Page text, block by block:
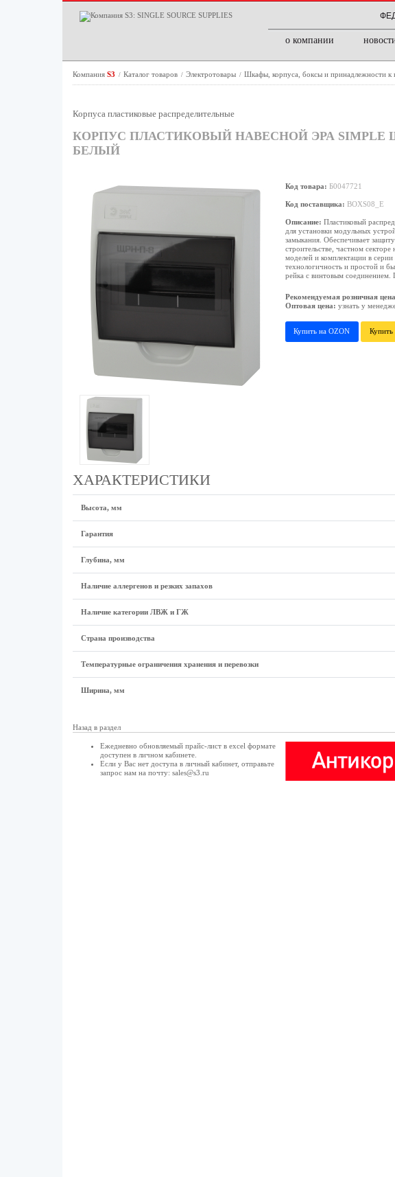
о компании
Компания S3 / Каталог товаров / Электротовары / Шкафы, корпуса, боксы и принадлежности к
Корпуса пластиковые распределительные
КОРПУС ПЛАСТИКОВЫЙ НАВЕСНОЙ ЭРА SIMPLE
БЕЛЫЙ
Код товара: Б0047721
Код поставщика: BOXS08_E
Описание: Пластиковый
для установки модульных
замыкания. Обеспечивает
строительстве, частном
моделей и комплектации в
технологичность и простой и
рейка с винтовым соединением.
Рекомендуемая розничная
Оптовая цена: узнать у
Купить на OZON
ХАРАКТЕРИСТИКИ
Высота, мм
Гарантия
Глубина, мм
Наличие аллергенов и резких запахов
Наличие категории ЛВЖ и ГЖ
Страна производства
Температурные ограничения хранения и перевозки
Ширина, мм
Назад в раздел
Ежедневно обновляемый прайс-лист в excel формате
доступен в личном кабинете.
Если у Вас нет доступа в личный кабинет, отправьте
запрос нам на почту: sales@s3.ru